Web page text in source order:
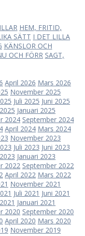
HEM, FRITID,
SÄTT I DET LILLA
KÄNSLOR OCH
OCH FÖRR SAGT,
April 2026 Mars 2026
November 2025
Juli 2025 Juni 2025
Januari 2025
2024 September 2024
April 2024 Mars 2024
November 2023
Juli 2023 Juni 2023
Januari 2023
2022 September 2022
April 2022 Mars 2022
November 2021
Juli 2021 Juni 2021
Januari 2021
2020 September 2020
April 2020 Mars 2020
November 2019